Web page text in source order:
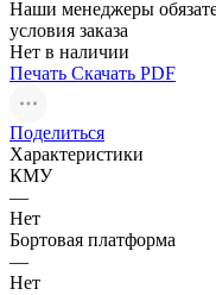
Наши менеджеры
условия заказа
Нет в наличии
Печать Скачать PDF
Поделиться
Характеристики
КМУ
—
Нет
Бортовая платформа
—
Нет